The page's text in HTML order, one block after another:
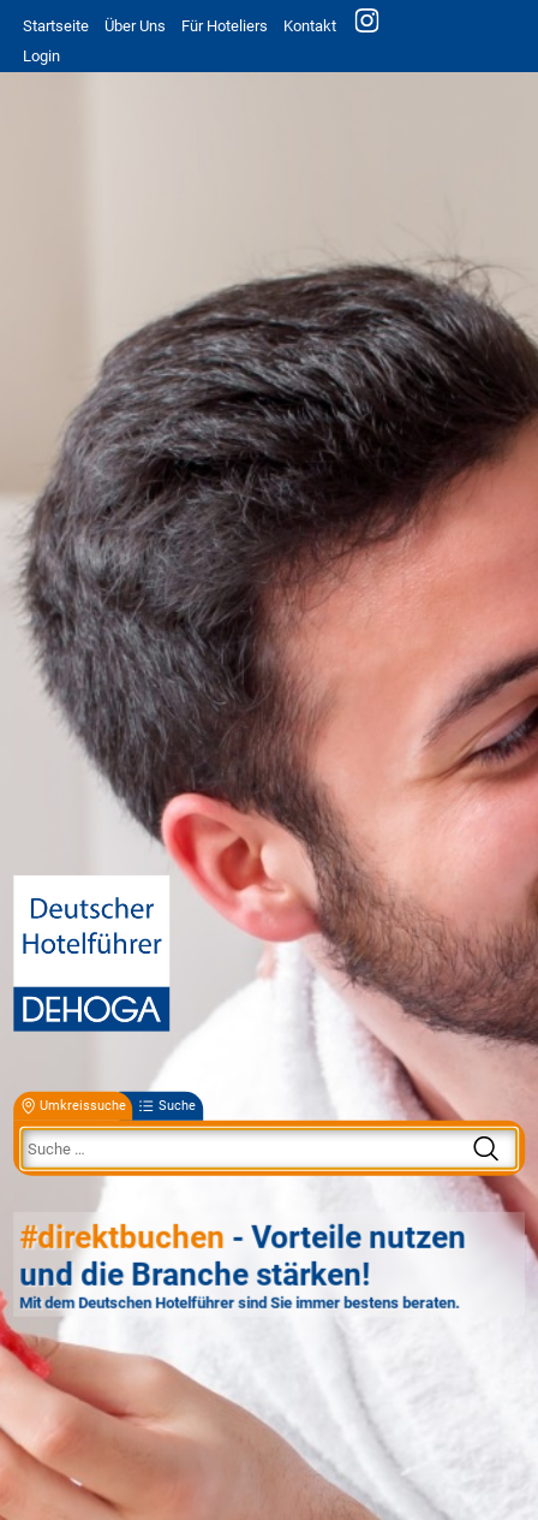
Startseite Über Uns Für Hoteliers
Kontakt
Login
Umkreissuche Suche
#direktbuchen - Vorteile nutzen
und die Branche stärken!
Mit dem Deutschen Hotelführer sind Sie immer bestens beraten.